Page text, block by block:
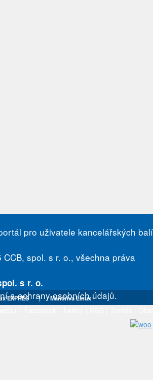
pro uživatele kancelářských
spol. s r. o., všechna práva
s r. o.
a ochrany osobních údajů.
EXPRES | Mandriva Linux